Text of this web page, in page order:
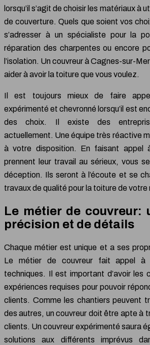
lorsqu’il s’agit de choisir les matériaux à
de couverture. Quels que soient vos
s’adresser à un spécialiste pour la
réparation des charpentes ou encore
l’isolation. Un couvreur à Cagnes-sur-
aider à avoir la toiture que vous voulez.
Il est toujours mieux de faire
expérimenté et chevronné lorsqu’il est
des choix. Il existe des
actuellement. Une équipe très réactive
à votre disposition. En faisant appel
prennent leur travail au sérieux, vous
déception. Ils seront à l’écoute et se
travaux de qualité pour la toiture de votre
Le métier de couvreur:
précision et de détails
Chaque métier est unique et a ses
Le métier de couvreur fait appel à
techniques. Il est important d’avoir les
expériences requises pour pouvoir
clients. Comme les chantiers peuvent
des autres, un couvreur doit être apte à
clients. Un couvreur expérimenté saura
solutions aux différents imprévus